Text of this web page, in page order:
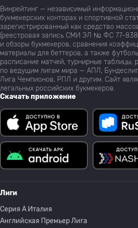
Винрейтинг — независимый
букмекерских конторах и спортивной
зарегистрированный как средство
(реестровая запись СМИ ЭЛ № ФС 77-
и обзоры букмекеров, сравнения
материалы для беттеров, а также
расписание матчей, турнирные таблицы,
по ведущим лигам мира — АПЛ,
Лига Чемпионов, РПЛ и другим. Сайт
легальных российских букмекеров.
Скачать приложение
Лиги
Серия A Италия
Английская Премьер Лига